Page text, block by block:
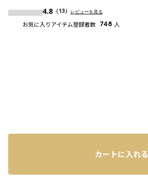
4.8 （13） レビューを見る
お気に入りアイテム登録者数 748 人
カートに入れる